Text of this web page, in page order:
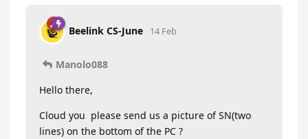
Beelink CS-June 14 Feb
Manolo088
Hello there,
Cloud you please send us a picture of SN(two
lines) on the bottom of the PC ?